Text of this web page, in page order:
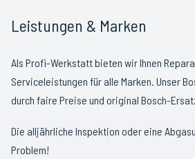
Leistungen & Marken
Als Profi-Werkstatt bieten wir Ihnen
Serviceleistungen für alle Marken. Unser
durch faire Preise und original Bosch-
Die alljährliche Inspektion oder eine
Problem!